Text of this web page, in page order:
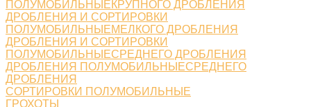
ПОЛУМОБИЛЬНЫЕКРУПНОГО ДРОБЛЕНИЯ
ДРОБЛЕНИЯ И СОРТИРОВКИ
ПОЛУМОБИЛЬНЫЕМЕЛКОГО ДРОБЛЕНИЯ
ДРОБЛЕНИЯ И СОРТИРОВКИ
ПОЛУМОБИЛЬНЫЕСРЕДНЕГО ДРОБЛЕНИЯ
ДРОБЛЕНИЯ ПОЛУМОБИЛЬНЫЕСРЕДНЕГО
ДРОБЛЕНИЯ
СОРТИРОВКИ ПОЛУМОБИЛЬНЫЕ
ГРОХОТЫ